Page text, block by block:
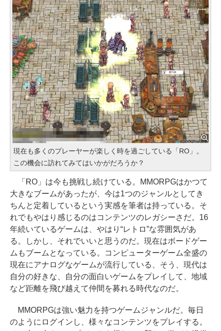
現在も多くのプレーヤーが楽しく時を過ごしている「RO」。
この機会に訪れてみてはいかがだろうか？
「RO」は今も挑戦し続けている。MMORPGはかつて
大きなブームがあったが、今は1つのジャンルとしてき
ちんと定着しているという実感を筆者は持っている。そ
れでもやはり感じるのはコンテンツのレガシーさだ。16
年続いているゲームは、やはり“レトロ”な雰囲気があ
る。しかし、それでいいと思うのだ。現在はボードゲー
ムもブームとなっている。コンピューターゲーム全盛の
現在にアナログなゲームが流行している、そう、現代は
自分の好きな、自分の面白いゲームをプレイして、地域
など距離を飛び越えて仲間を募れる時代なのだ。
MMORPGは強い魅力を持つゲームジャンルだ。毎日
のようにログインし、様々なコンテンツをプレイする。